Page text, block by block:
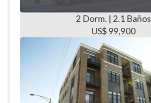
2 Dorm. | 2.1 Baños
US$ 99,900